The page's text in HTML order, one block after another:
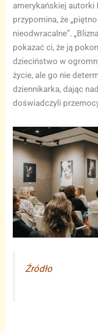
amerykańskiej autorki
przypomina, że
nieodwracalne”.
pokazać ci, że ją
dzieciństwo w
życie, ale go nie
dziennikarka, dając
doświadczyli
Źródło